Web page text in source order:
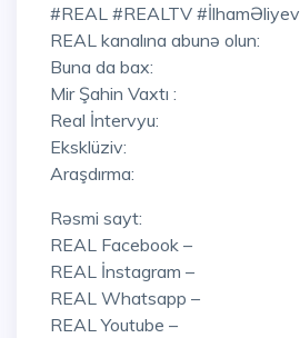
#REAL #REALTV #İlhamƏliyev
REAL kanalına abunə olun:
Buna da bax:
Mir Şahin Vaxtı :
Real İntervyu:
Eksklüziv:
Araşdırma:
Rəsmi sayt:
REAL Facebook –
REAL İnstagram –
REAL Whatsapp –
REAL Youtube –